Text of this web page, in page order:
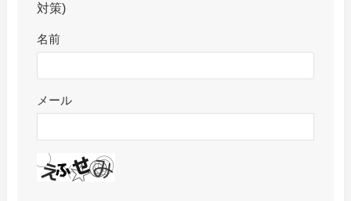
対策)
名前
メール